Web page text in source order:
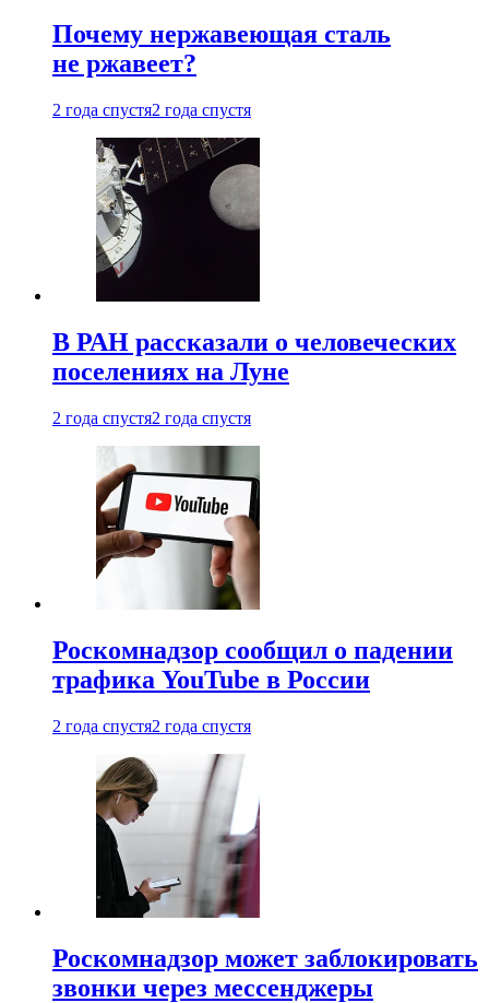
Почему нержавеющая сталь
не ржавеет?
2 года спустя2 года спустя
В РАН рассказали о человеческих
поселениях на Луне
2 года спустя2 года спустя
Роскомнадзор сообщил о падении
трафика YouTube в России
2 года спустя2 года спустя
Роскомнадзор может заблокировать
звонки через мессенджеры